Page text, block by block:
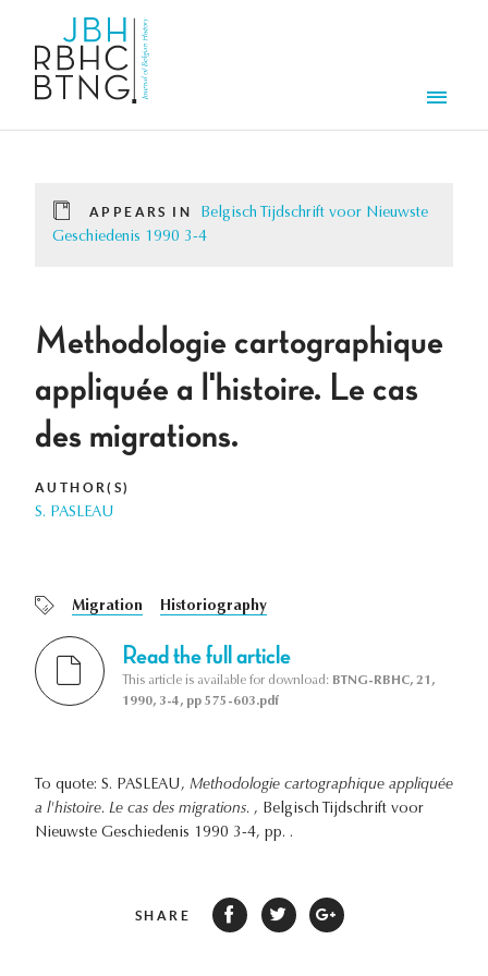
APPEARS IN
Belgisch Tijdschrift voor Nieuwste
Geschiedenis 1990 3-4
Methodologie cartographique
appliquée a l'histoire. Le cas
des migrations.
AUTHOR(S)
S. PASLEAU
Migration Historiography
Read the full article
This article is available for download: BTNG-RBHC, 21,
1990, 3-4, pp 575-603.pdf
To quote: S. PASLEAU, Methodologie cartographique appliquée
a l'histoire. Le cas des migrations. , Belgisch Tijdschrift voor
Nieuwste Geschiedenis 1990 3-4, pp. .
SHARE